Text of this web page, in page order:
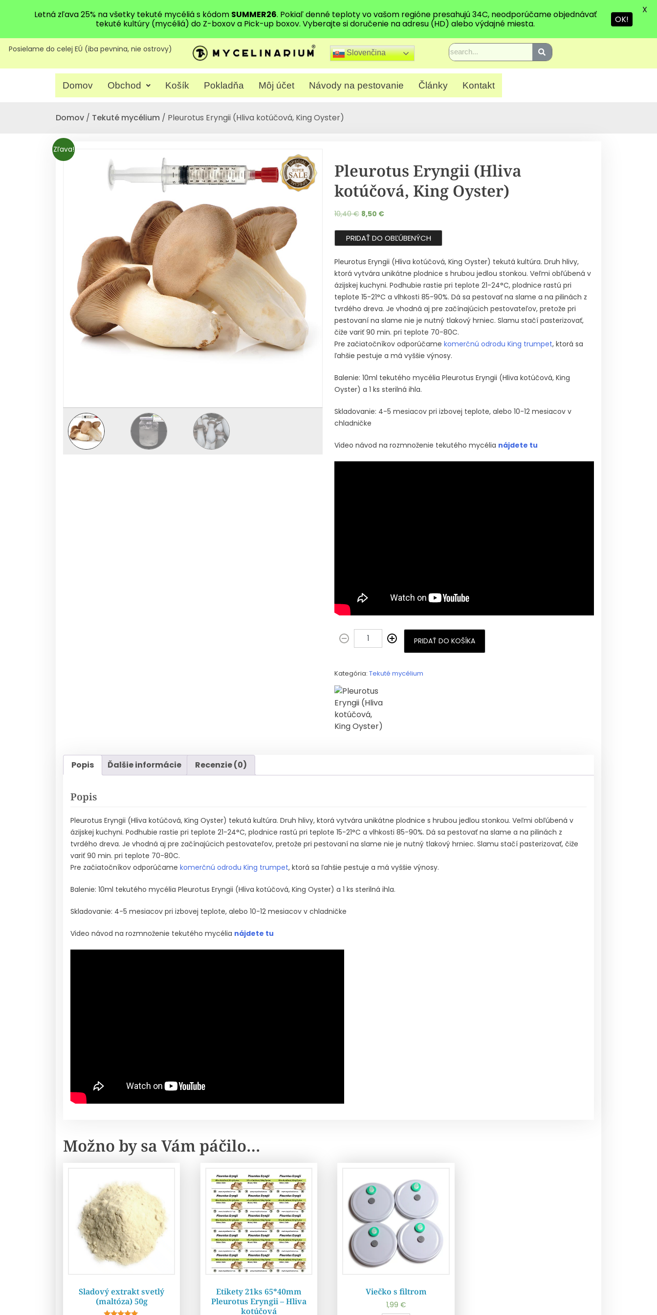
Posielame do celej EÚ (iba pevnina, nie ostrovy) Slovenčina
Domov Obchod Košík Pokladňa Môj účet Návody na pestovanie Články Kontakt
Domov / Tekuté mycélium / Pleurotus Eryngii (Hliva kotúčová, King Oyster)
Zľava!
Pleurotus Eryngii (Hliva
kotúčová, King Oyster)
10,40€ 8,50 €
PRIDAŤ DO OBĽÚBENÝCH
Pleurotus Eryngii (Hliva kotúčová, King Oyster) tekutá kultúra. Druh hlivy,
ktorá vytvára unikátne plodnice s hrubou jedlou stonkou. Veľmi obľúbená v
ázijskej kuchyni. Podhubie rastie pri teplote 21-24°C, plodnice rastú pri
teplote 15-21°C a vlhkosti 85-90%. Dá sa pestovať na slame a na pilinách z
tvrdého dreva. Je vhodná aj pre začínajúcich pestovateľov, pretože pri
pestovaní na slame nie je nutný tlakový hrniec. Slamu stačí pasterizovať,
čiže variť 90 min. pri teplote 70-80C.
Pre začiatočníkov odporúčame komerčnú odrodu King trumpet, ktorá sa
ľahšie pestuje a má vyššie výnosy.
Balenie: 10ml tekutého mycélia Pleurotus Eryngii (Hliva kotúčová, King
Oyster) a 1 ks sterilná ihla.
Skladovanie: 4-5 mesiacov pri izbovej teplote, alebo 10-12 mesiacov v
chladničke
Video návod na rozmnoženie tekutého mycélia nájdete tu
PRIDAŤ DO KOŠÍKA
Kategória: Tekuté mycélium
Popis Ďalšie informácie Recenzie (0)
Popis
Pleurotus Eryngii (Hliva kotúčová, King Oyster) tekutá kultúra. Druh hlivy, ktorá vytvára unikátne plodnice s hrubou jedlou stonkou. Veľmi obľúbená v
ázijskej kuchyni. Podhubie rastie pri teplote 21-24°C, plodnice rastú pri teplote 15-21°C a vlhkosti 85-90%. Dá sa pestovať na slame a na pilinách z
tvrdého dreva. Je vhodná aj pre začínajúcich pestovateľov, pretože pri pestovaní na slame nie je nutný tlakový hrniec. Slamu stačí pasterizovať, čiže
variť 90 min. pri teplote 70-80C.
Pre začiatočníkov odporúčame komerčnú odrodu King trumpet, ktorá sa ľahšie pestuje a má vyššie výnosy.
Balenie: 10ml tekutého mycélia Pleurotus Eryngii (Hliva kotúčová, King Oyster) a 1 ks sterilná ihla.
Skladovanie: 4-5 mesiacov pri izbovej teplote, alebo 10-12 mesiacov v chladničke
Video návod na rozmnoženie tekutého mycélia nájdete tu
Možno by sa Vám páčilo…
Sladový extrakt svetlý
(maltóza) 50g
Etikety 21ks 65*40mm
Pleurotus Eryngii – Hliva
kotúčová
Viečko s filtrom
1,99€
Letná zľava 25% na všetky tekuté mycéliá s kódom SUMMER26. Pokiaľ denné teploty vo vašom regióne presahujú 34C, neodporúčame objednávať
tekuté kultúry (mycéliá) do Z-boxov a Pick-up boxov. Vyberajte si doručenie na adresu (HD) alebo výdajné miesta.
OK!
X